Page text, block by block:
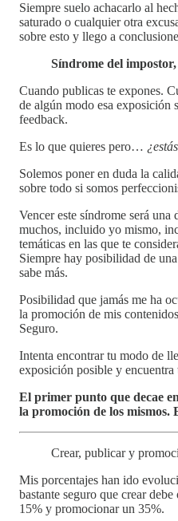
Siempre suelo achacarlo al
saturado o cualquier otra
sobre esto y llego a
Síndrome del
Cuando publicas te expones.
de algún modo esa exposición
feedback.
Es lo que quieres pero…
Solemos poner en duda la
sobre todo si somos
Vencer este síndrome será una
muchos, incluido yo mismo,
temáticas en las que te
Siempre hay posibilidad de
sabe más.
Posibilidad que jamás me ha
la promoción de mis
Seguro.
Intenta encontrar tu modo de
exposición posible y encuentra
El primer punto que decae
la promoción de los mismos.
Crear, publicar y
Mis porcentajes han ido
bastante seguro que crear
15% y promocionar un 35%.